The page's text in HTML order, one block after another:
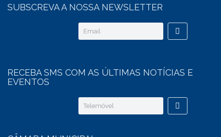
SUBSCREVA A NOSSA NEWSLETTER
RECEBA SMS COM AS ÚLTIMAS NOTÍCIAS E
EVENTOS